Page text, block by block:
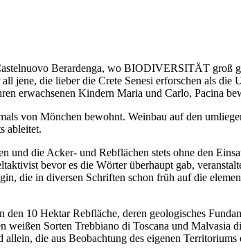
Berardenga, wo BIODIVERSITÄT groß
die lieber die Crete Senesi erforschen als
erwachsenen Kindern Maria und Carlo, Pacina
von Mönchen bewohnt. Weinbau auf den
ableitet.
die Acker- und Rebflächen stets ohne den
bevor es die Wörter überhaupt gab,
die in diversen Schriften schon früh auf die
10 Hektar Rebfläche, deren geologisches
Sorten Trebbiano di Toscana und Malvasia
die aus Beobachtung des eigenen